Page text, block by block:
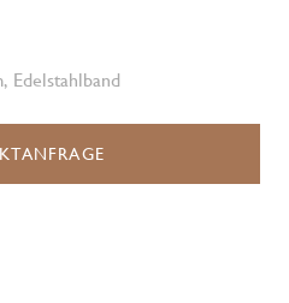
Edelstahlband